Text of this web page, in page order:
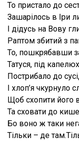
То пристало до
Зашарілось в Іри
І дідусь на Вову
Раптом збитий з
То, пошкрябавши
Татуся, під
Пострибало до
І хлоп’я чкурнуло
Щоб схопити
Та сховати до
Бо воно ж таки
Тільки – де